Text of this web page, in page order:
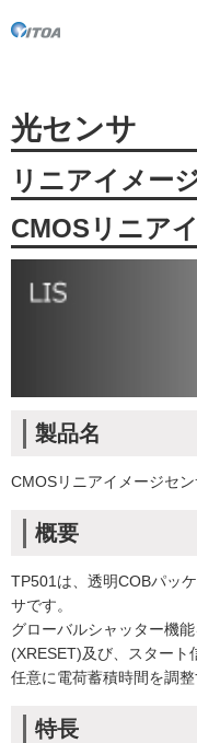
光センサ
リニアイメー
CMOSリニア
製品名
CMOSリニアイメージセ
概要
TP501は、透明COBパッ
サです。
グローバルシャッター機
(XRESET)及び、スタート
任意に電荷蓄積時間を調整
特長